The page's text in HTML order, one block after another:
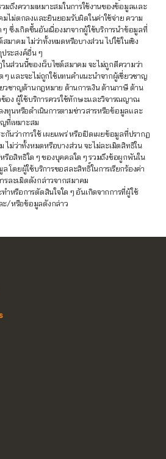
มถึงความเหมาะสมในการใช้งานของข้อมูลและ
ไม่ตกลงและยินยอมรับผิดในค่าใช้จ่าย ความ
ๆ ซึ่งเกิดขึ้นอันเนื่องมาจากผู้ใช้บริการนำข้อมูลที่
มาคม ไม่ว่าทั้งหมดหรือบางส่วน ไปใช้ในเชิง
ระสงค์อื่น ๆ
นส่วนนี้ของเว็บไซต์สมาคม จะไม่ถูกตีความว่า
ๆ และจะไม่ถูกใช้แทนคำแนะนำจากผู้เชี่ยวชาญ
ยวชาญด้านกฎหมาย ด้านการเงิน ด้านภาษี ด้าน
อง ผู้ใช้บริการควรใช้ทักษะและวิจารณญาณ
งทุนหรือดำเนินการตามข่าวสารหรือข้อมูลและ
ที่เหมาะสม
กันว่าการใช้ เผยแพร่ หรือเปิดเผยข้อมูลที่ปรากฏ
ไม่ว่าทั้งหมดหรือบางส่วน จะไม่ละเมิดสิทธิใน
อสิทธิใด ๆ ของบุคคลใด ๆ รวมถึงข้อผูกพันใน
โดยผู้ใช้บริการขอสละสิทธิ์ในการเรียกร้องค่า
รละเมิดดังกล่าวจากสมาคม
ำหรือการตัดสินใจใด ๆ อันเกิดจากการที่ผู้ใช้
ะ/หรือข้อมูลดังกล่าว